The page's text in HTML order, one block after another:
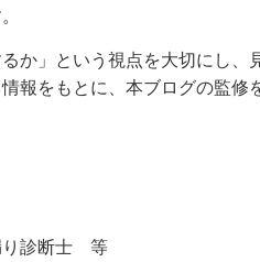
か」という視点を大切にし、
報をもとに、本ブログの監修
り診断士 等